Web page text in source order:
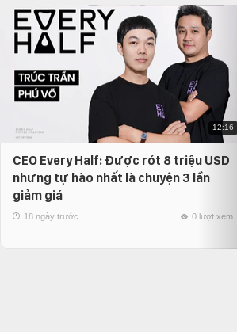
12:16
CEO Every Half: Được rót 8 triệu USD
nhưng tự hào nhất là chuyện 3 lần
giảm giá
18 ngày trước 0 lượt xem